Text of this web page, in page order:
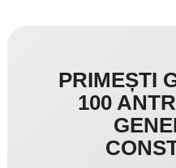
PRIMEȘTI
100